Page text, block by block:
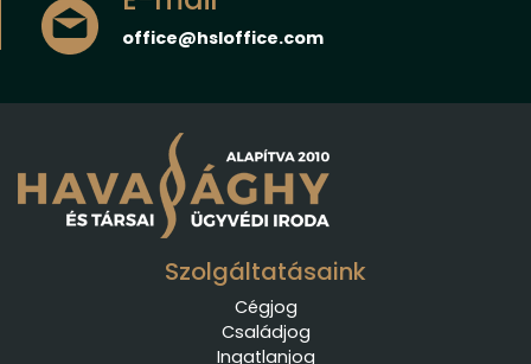
office@hsloffice.com
Szolgáltatásaink
Cégjog
Családjog
Ingatlanjog